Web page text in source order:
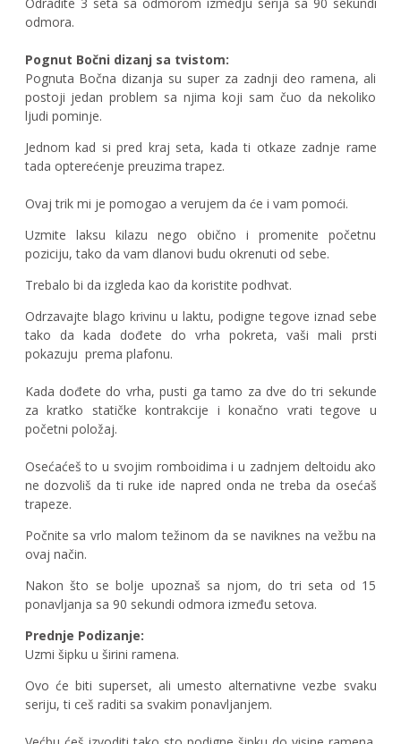
Odradite 3 seta sa odmorom izmedju serija sa 90 sekundi
odmora.
Pognut Bočni dizanj sa tvistom:
Pognuta Bočna dizanja su super za zadnji deo ramena, ali
postoji jedan problem sa njima koji sam čuo da nekoliko
ljudi pominje.
Jednom kad si pred kraj seta, kada ti otkaze zadnje rame
tada opterećenje preuzima trapez.
Ovaj trik mi je pomogao a verujem da će i vam pomoći.
Uzmite laksu kilazu nego obično i promenite početnu
poziciju, tako da vam dlanovi budu okrenuti od sebe.
Trebalo bi da izgleda kao da koristite podhvat.
Odrzavajte blago krivinu u laktu, podigne tegove iznad sebe
tako da kada dođete do vrha pokreta, vaši mali prsti
pokazuju prema plafonu.
Kada dođete do vrha, pusti ga tamo za dve do tri sekunde
za kratko statičke kontrakcije i konačno vrati tegove u
početni položaj.
Osećaćeš to u svojim romboidima i u zadnjem deltoidu ako
ne dozvoliš da ti ruke ide napred onda ne treba da osećaš
trapeze.
Počnite sa vrlo malom težinom da se naviknes na vežbu na
ovaj način.
Nakon što se bolje upoznaš sa njom, do tri seta od 15
ponavljanja sa 90 sekundi odmora između setova.
Prednje Podizanje:
Uzmi šipku u širini ramena.
Ovo će biti superset, ali umesto alternativne vezbe svaku
seriju, ti ceš raditi sa svakim ponavljanjem.